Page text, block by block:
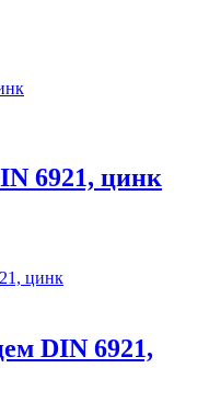
6921, цинк
DIN 6921,